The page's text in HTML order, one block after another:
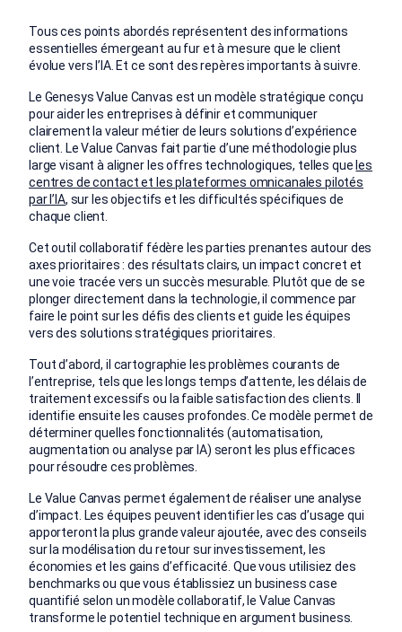
Tous ces points abordés représentent des informations
essentielles émergeant au fur et à mesure que le client
évolue vers l’IA. Et ce sont des repères importants à suivre.
Le Genesys Value Canvas est un modèle stratégique conçu
pour aider les entreprises à définir et communiquer
clairement la valeur métier de leurs solutions d’expérience
client. Le Value Canvas fait partie d’une méthodologie plus
large visant à aligner les offres technologiques, telles que les
centres de contact et les plateformes omnicanales pilotés
par l’IA, sur les objectifs et les difficultés spécifiques de
chaque client.
Cet outil collaboratif fédère les parties prenantes autour des
axes prioritaires : des résultats clairs, un impact concret et
une voie tracée vers un succès mesurable. Plutôt que de se
plonger directement dans la technologie, il commence par
faire le point sur les défis des clients et guide les équipes
vers des solutions stratégiques prioritaires.
Tout d’abord, il cartographie les problèmes courants de
l’entreprise, tels que les longs temps d’attente, les délais de
traitement excessifs ou la faible satisfaction des clients. Il
identifie ensuite les causes profondes. Ce modèle permet de
déterminer quelles fonctionnalités (automatisation,
augmentation ou analyse par IA) seront les plus efficaces
pour résoudre ces problèmes.
Le Value Canvas permet également de réaliser une analyse
d’impact. Les équipes peuvent identifier les cas d’usage qui
apporteront la plus grande valeur ajoutée, avec des conseils
sur la modélisation du retour sur investissement, les
économies et les gains d’efficacité. Que vous utilisiez des
benchmarks ou que vous établissiez un business case
quantifié selon un modèle collaboratif, le Value Canvas
transforme le potentiel technique en argument business.